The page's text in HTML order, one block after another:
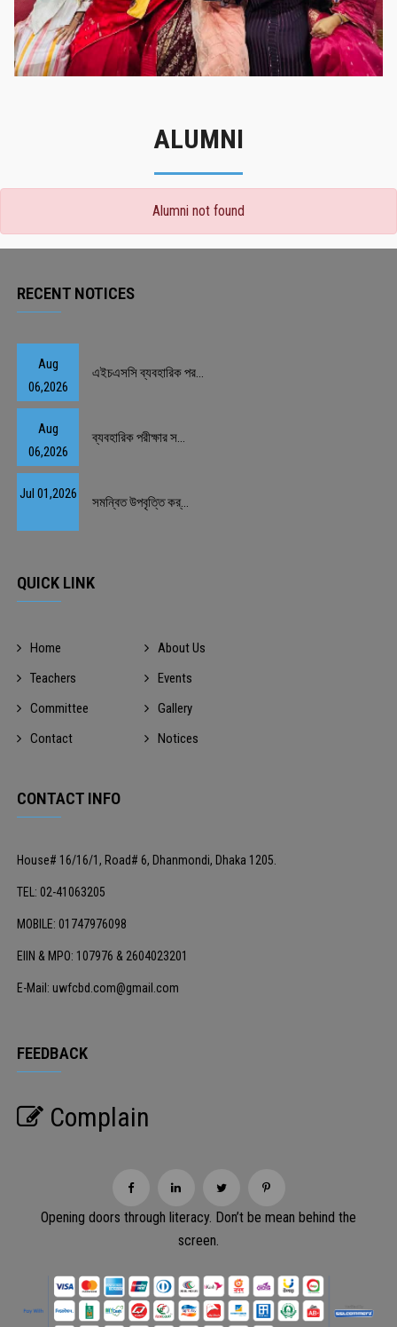
ALUMNI
Alumni not found
RECENT NOTICES
Aug
06,2026
এইচএসসি ব্যবহারিক পর...
Aug
06,2026
ব্যবহারিক পরীক্ষার স...
Jul 01,2026
সমন্বিত উপবৃত্তি কর্...
QUICK LINK
Home
About Us
Teachers
Events
Committee
Gallery
Contact
Notices
CONTACT INFO
House# 16/16/1, Road# 6, Dhanmondi, Dhaka 1205.
TEL: 02-41063205
MOBILE: 01747976098
EIIN & MPO: 107976 & 2604023201
E-Mail: uwfcbd.com@gmail.com
FEEDBACK
Complain
Opening doors through literacy. Don’t be mean behind the
screen.